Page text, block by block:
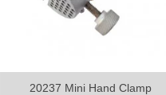
Quick view
20237 Mini Hand Clamp